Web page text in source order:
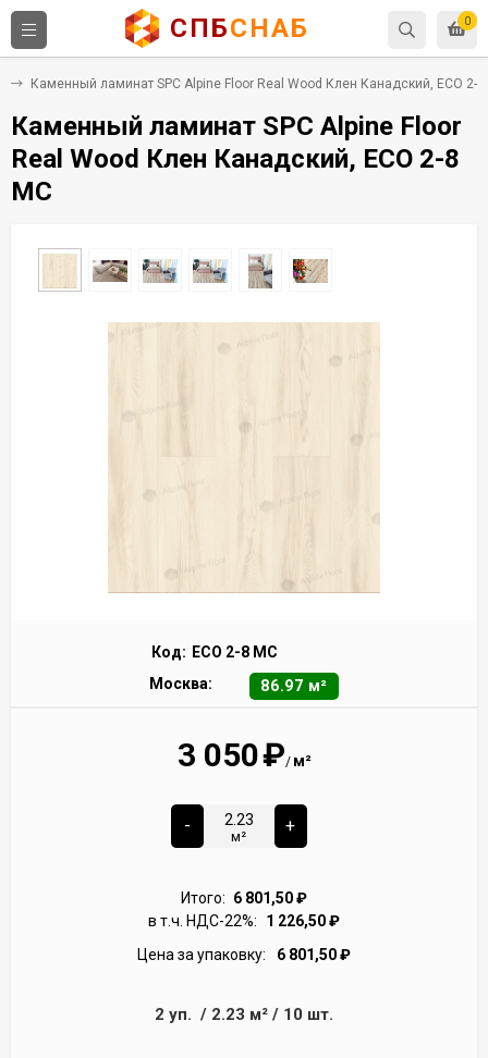
0
СПБСНАБ
Каменный ламинат SPC Alpine Floor Real Wood Клен Канадский, ЕСО 2-8
Каменный ламинат SPC Alpine Floor
Real Wood Клен Канадский, ЕСО 2-8
MC
Код: ECO 2-8 MC
Москва:
86.97 м²
3 050₽/ м²
-
м²
+
Итого: 6 801,50₽
в т.ч. НДС-22%:
1 226,50₽
Цена за упаковку:
6 801,50₽
2 уп. / 2.23 м² / 10 шт.